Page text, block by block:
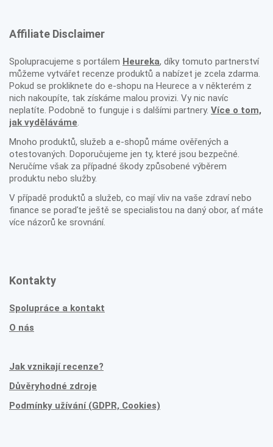
Affiliate Disclaimer
Spolupracujeme s portálem Heureka, díky tomuto partnerství
můžeme vytvářet recenze produktů a nabízet je zcela zdarma.
Pokud se prokliknete do e-shopu na Heurece a v některém z
nich nakoupíte, tak získáme malou provizi. Vy nic navíc
neplatíte. Podobně to funguje i s dalšími partnery. Více o tom,
jak vyděláváme.
Mnoho produktů, služeb a e-shopů máme ověřených a
otestovaných. Doporučujeme jen ty, které jsou bezpečné.
Neručíme však za případné škody způsobené výběrem
produktu nebo služby.
V případě produktů a služeb, co mají vliv na vaše zdraví nebo
finance se poraďte ještě se specialistou na daný obor, ať máte
více názorů ke srovnání.
Kontakty
Spolupráce a kontakt
O nás
Jak vznikají recenze?
Důvěryhodné zdroje
Podmínky užívání (GDPR, Cookies)